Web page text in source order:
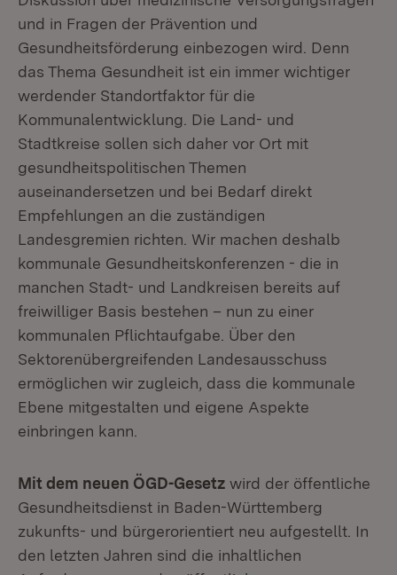
und in Fragen der Prävention und
Gesundheitsförderung einbezogen wird. Denn
das Thema Gesundheit ist ein immer wichtiger
werdender Standortfaktor für die
Kommunalentwicklung. Die Land- und
Stadtkreise sollen sich daher vor Ort mit
gesundheitspolitischen Themen
auseinandersetzen und bei Bedarf direkt
Empfehlungen an die zuständigen
Landesgremien richten. Wir machen deshalb
kommunale Gesundheitskonferenzen - die in
manchen Stadt- und Landkreisen bereits auf
freiwilliger Basis bestehen – nun zu einer
kommunalen Pflichtaufgabe. Über den
Sektorenübergreifenden Landesausschuss
ermöglichen wir zugleich, dass die kommunale
Ebene mitgestalten und eigene Aspekte
einbringen kann.
Mit dem neuen ÖGD-Gesetz wird der öffentliche
Gesundheitsdienst in Baden-Württemberg
zukunfts- und bürgerorientiert neu aufgestellt. In
den letzten Jahren sind die inhaltlichen